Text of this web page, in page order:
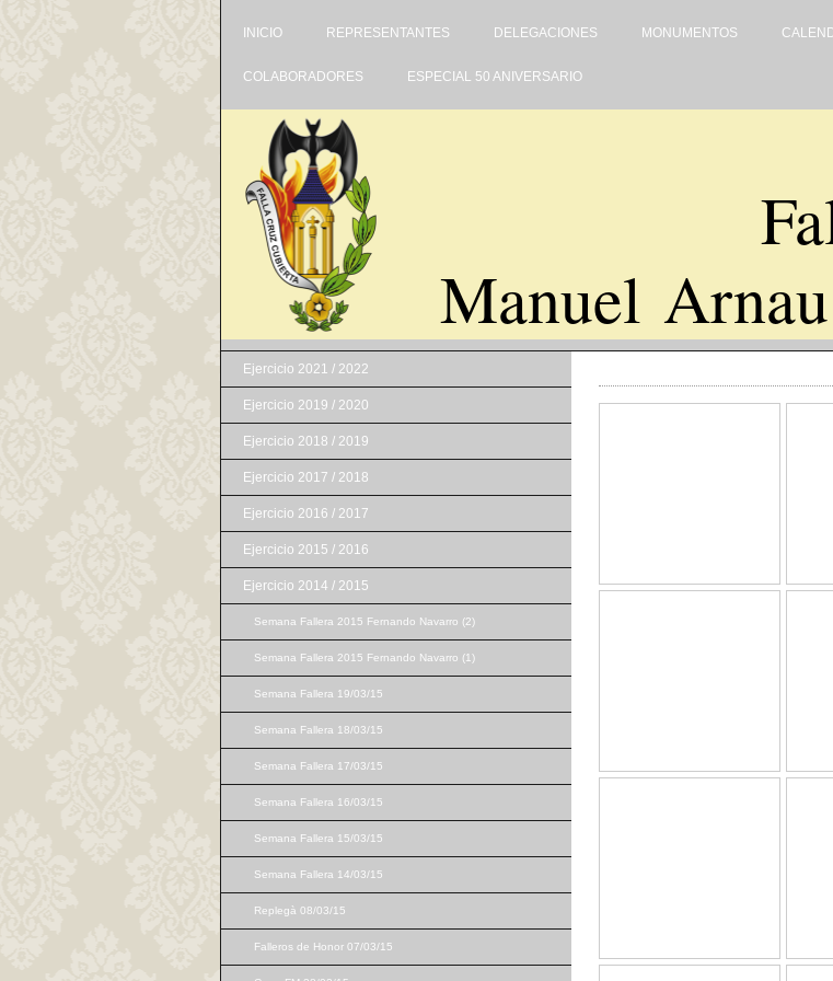
INICIO REPRESENTANTES DELEGACIONES MONUMENTOS
COLABORADORES ESPECIAL 50 ANIVERSARIO
Manuel
Ejercicio 2021 / 2022
Ejercicio 2019 / 2020
Ejercicio 2018 / 2019
Ejercicio 2017 / 2018
Ejercicio 2016 / 2017
Ejercicio 2015 / 2016
Ejercicio 2014 / 2015
Semana Fallera 2015 Fernando Navarro (2)
Semana Fallera 2015 Fernando Navarro (1)
Semana Fallera 19/03/15
Semana Fallera 18/03/15
Semana Fallera 17/03/15
Semana Fallera 16/03/15
Semana Fallera 15/03/15
Semana Fallera 14/03/15
Replegà 08/03/15
Falleros de Honor 07/03/15